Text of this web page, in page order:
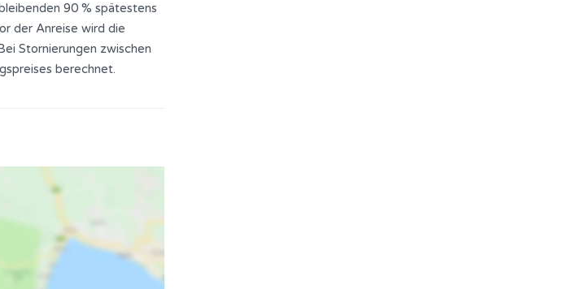
90 % spätestens
der Anreise wird die
Stornierungen zwischen
berechnet.